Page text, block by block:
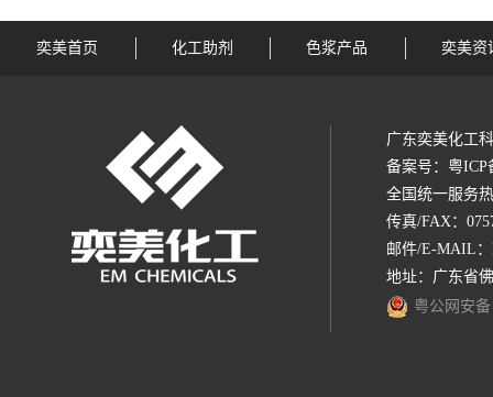
奕美首页 化工助剂 色浆产品 奕美资
广东奕美化工
备案号： 粤ICP
全国统一服务
传真/FAX：
邮件/E-MAIL：
地址：广东省
粤公网安备